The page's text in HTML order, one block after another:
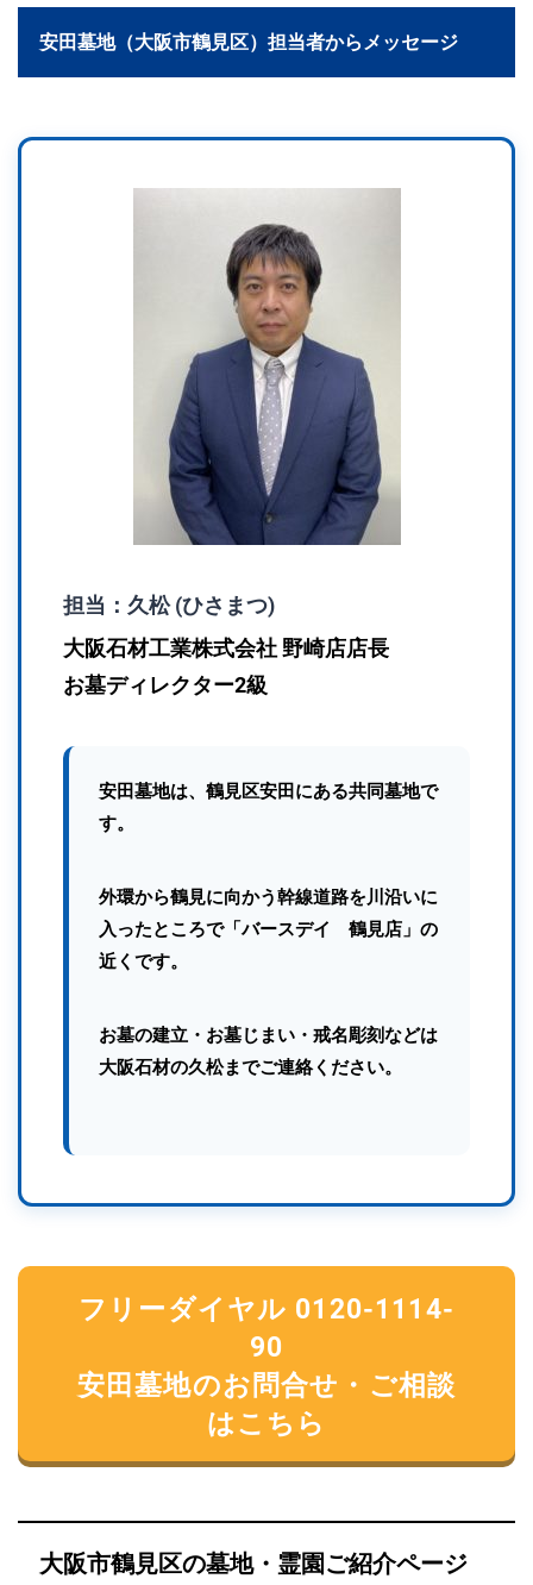
安田墓地（大阪市鶴見区）担当者からメッセージ
担当：久松 (ひさまつ)
大阪石材工業株式会社 野崎店店長
お墓ディレクター2級
安田墓地は、鶴見区安田にある共同墓地で
す。
外環から鶴見に向かう幹線道路を川沿いに
入ったところで「バースデイ 鶴見店」の
近くです。
お墓の建立・お墓じまい・戒名彫刻などは
大阪石材の久松までご連絡ください。
フリーダイヤル 0120-1114-
90
安田墓地のお問合せ・ご相談
はこちら
大阪市鶴見区の墓地・霊園ご紹介ページ